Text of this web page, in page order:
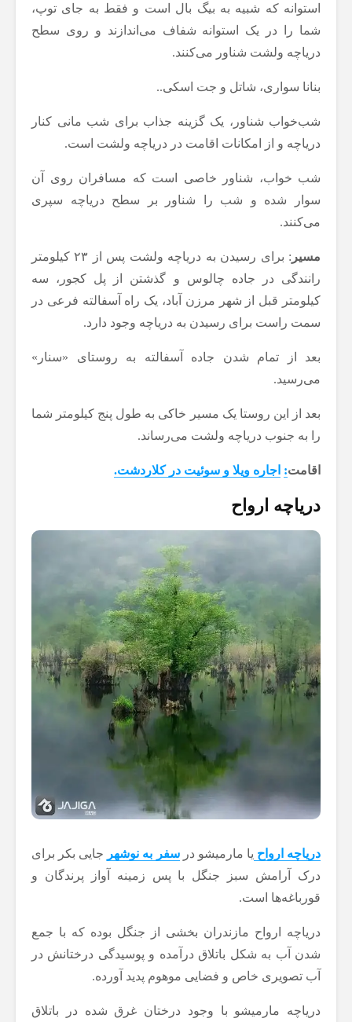
استوانه که شبیه به بیگ بال است و فقط به جای توپ،
شما را در یک استوانه شفاف می‌اندازند و روی سطح
دریاچه ولشت شناور می‌کنند.
بنانا سواری، شاتل و جت اسکی..
شب‌خواب شناور، یک گزینه جذاب برای شب مانی کنار
دریاچه و از امکانات اقامت در دریاچه ولشت است.
شب خواب، شناور خاصی است که مسافران روی آن
سوار شده و شب را شناور بر سطح دریاچه سپری
می‌کنند.
مسیر
: برای رسیدن به دریاچه ولشت پس از ۲۳ کیلومتر
رانندگی در جاده چالوس و گذشتن از پل کجور، سه
کیلومتر قبل از شهر مرزن آباد، یک راه آسفالته فرعی در
سمت راست برای رسیدن به دریاچه وجود دارد.
بعد از تمام شدن جاده آسفالته به روستای «سنار»
می‌رسید.
بعد از این روستا یک مسیر خاکی به طول پنج کیلومتر شما
را به جنوب دریاچه ولشت می‌رساند.
اقامت: اجاره ویلا و سوئیت در کلاردشت.
دریاچه ارواح
دریاچه ارواح یا مارمیشو درسفر به نوشهر جایی بکر برای
درک آرامش سبز جنگل با پس زمینه‌ آواز پرندگان و
قورباغه‌ها است.
دریاچه ارواح مازندران بخشی از جنگل بوده که با جمع
شدن آب به شکل باتلاق درآمده و پوسیدگی درختانش در
آب تصویری خاص و فضایی موهوم پدید آورده.
دریاچه مارمیشو با وجود درختان غرق شده در باتلاق